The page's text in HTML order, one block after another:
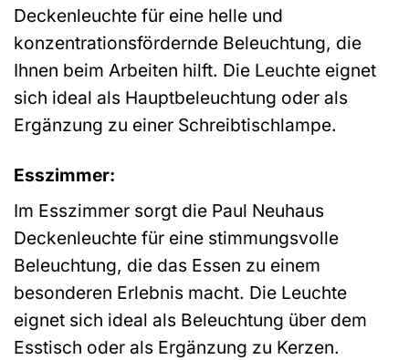
Deckenleuchte für eine helle und
konzentrationsfördernde Beleuchtung, die
Ihnen beim Arbeiten hilft. Die Leuchte eignet
sich ideal als Hauptbeleuchtung oder als
Ergänzung zu einer Schreibtischlampe.
Esszimmer:
Im Esszimmer sorgt die Paul Neuhaus
Deckenleuchte für eine stimmungsvolle
Beleuchtung, die das Essen zu einem
besonderen Erlebnis macht. Die Leuchte
eignet sich ideal als Beleuchtung über dem
Esstisch oder als Ergänzung zu Kerzen.